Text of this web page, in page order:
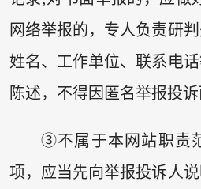
网络举报的，专人负责研
姓名、工作单位、联系电
陈述，不得因匿名举报投诉
③不属于本网站职责
项，应当先向举报投诉人